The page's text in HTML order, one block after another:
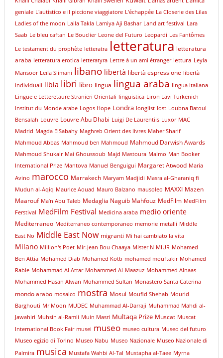
geniale L'autistico e il piccione viaggiatore L'échappée La Closerie des Lilas
Ladies of the moon Laila Takla Lamiya Aji Bashar Land art festival Lara
Saab Le bleu caftan Le Bouclier Leone del Futuro Leopardi Les Fantômes
Le testament du prophète letteratra letteratura letteratura
araba letteratura erotica letteratyra Lettre à un ami étranger lettura Leyla
Mansoor Leïla Slimani libano libertà libertà espressione libertà
individuali libia libri libro lingua lingua araba lingua italiana
Lingue e Letteretaure Stranieri Orientali linguistica Liron Lavi Turkenich
lnstitut du Monde arabe Logos Hope Londra longlist lost Loubna Batoul
Bensalah Louvre Louvre Abu Dhabi Luigi De Laurentiis Luxor MAC
Madrid Magda ElSabahy Maghreb Orient des livres Maher Sharif
Mahmoud Abbas Mahmoud ben Mahmoud Mahmoud Darwish Awards
Mahmoud Shukair Mai Ghoussoub Majd Mastoura Malmo Man Booker
International Prize Mantova Manuel Benguigui Margaret Atwood Maria
Avino marocco Marrakech Maryam Madjidi Masra al-Gharaniq fi
Mudun al-Aqiq Maurice Aouad Mauro Balzano mausoleo MAXXI Mazen
Maarouf Ma’n Abu Taleb Medaglia Naguib Mahfouz MedFilm MedFilm
Ferstival MedFilm Festival Medicina araba medio oriente
Mediterraneo Mediterraneo contemporaneo memorie metalli Middle
East No Middle East Now migranti Mi hai cambiato la vita
Milano Million's Poet Mir-Jean Bou Chaaya Mister N MIUR Mohamed
Ben Attia Mohamed Diab Mohamed Kotb mohamed mouftakir Mohamed
Rabie Mohammad Al Attar Mohammed Al-Maazuz Mohammed Alnaas
Mohammed Hasan Alwan Mohammed Sultan Monastero Santa Caterina
mondo arabo mosaico mostra Mosul Moufid Shehab Mourid
Barghouti Mr Moon MUDEC Muhammad Al-Darraji Muhammad Mahdi al-
Jawahiri Muhsin al-Ramli Muin Masri Multaqa Prize Muscat Muscat
International Book Fair musei museo museo cultura Museo del futuro
Museo egizio di Torino Museo Nabu Museo Nazionale Museo Nazionale di
Palmira musica Mustafa Wahbi Al-Tal Mustapha al-Taee Myrna